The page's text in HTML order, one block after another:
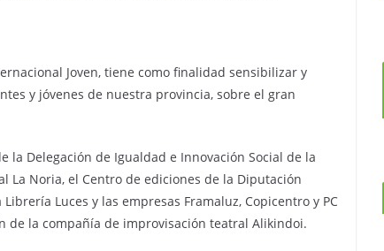
Joven, tiene como finalidad sensibilizar y
y jóvenes de nuestra provincia, sobre el gran
la Delegación de Igualdad e Innovación Social de la
La Noria, el Centro de ediciones de la Diputación
Luces y las empresas Framaluz, Copicentro y PC
de la compañía de improvisación teatral Alikindoi.